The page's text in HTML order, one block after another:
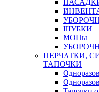
ШУБКИ
МОПы
ПЕРЧАТКИ,
ТАПОЧКИ